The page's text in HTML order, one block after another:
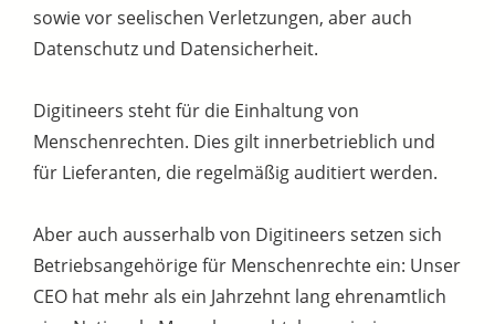
sowie vor seelischen Verletzungen, aber auch
Datenschutz und Datensicherheit.
Digitineers steht für die Einhaltung von
Menschenrechten. Dies gilt innerbetrieblich und
für Lieferanten, die regelmäßig auditiert werden.
Aber auch ausserhalb von Digitineers setzen sich
Betriebsangehörige für Menschenrechte ein: Unser
CEO hat mehr als ein Jahrzehnt lang ehrenamtlich